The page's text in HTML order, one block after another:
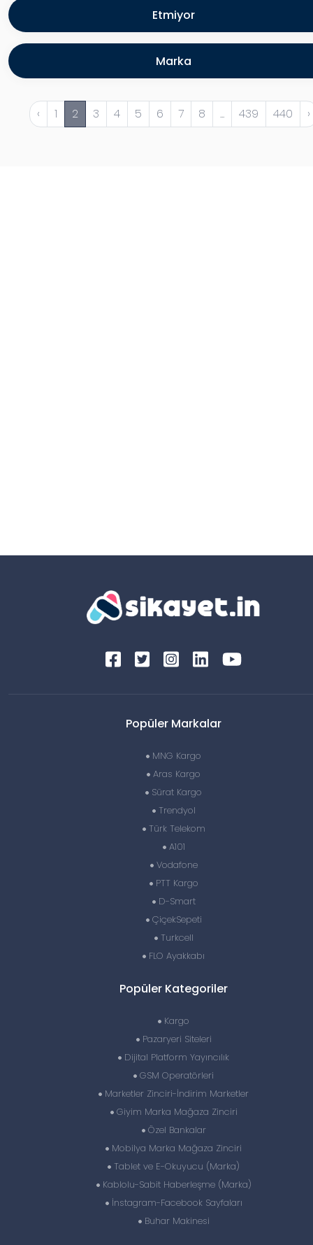
Etmiyor
Marka
‹ 1 2 3 4 5 6 7 8 ... 439 440 ›
Popüler Markalar
MNG Kargo
Aras Kargo
Sürat Kargo
Trendyol
Türk Telekom
A101
Vodafone
PTT Kargo
D-Smart
ÇiçekSepeti
Turkcell
FLO Ayakkabı
Popüler Kategoriler
Kargo
Pazaryeri Siteleri
Dijital Platform Yayıncılık
GSM Operatörleri
Marketler Zinciri-İndirim Marketler
Giyim Marka Mağaza Zinciri
Özel Bankalar
Mobilya Marka Mağaza Zinciri
Tablet ve E-Okuyucu (Marka)
Kablolu-Sabit Haberleşme (Marka)
İnstagram-Facebook Sayfaları
Buhar Makinesi